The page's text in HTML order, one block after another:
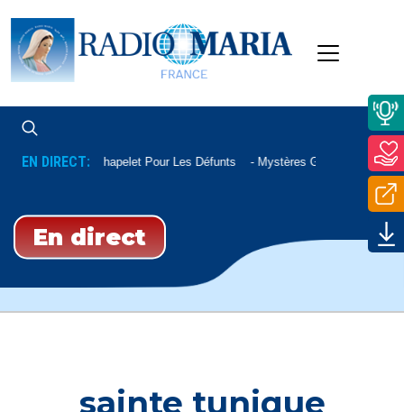
EN DIRECT: Chapelet Pour Les Défunts Mystères Glorieux
En direct
sainte tunique